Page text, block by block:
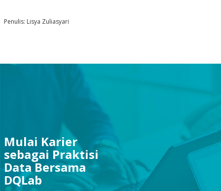
Penulis: Lisya Zuliasyari
Mulai Karier
sebagai Praktisi
Data Bersama
DQLab